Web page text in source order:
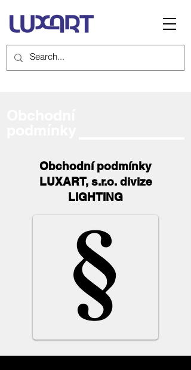
Obchodní podmínky
LUXART, s.r.o. divize
LIGHTING